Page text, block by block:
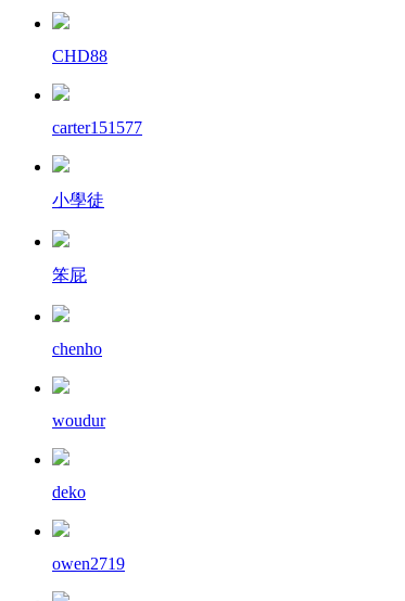
CHD88
carter151577
小學徒
笨屁
chenho
woudur
deko
owen2719